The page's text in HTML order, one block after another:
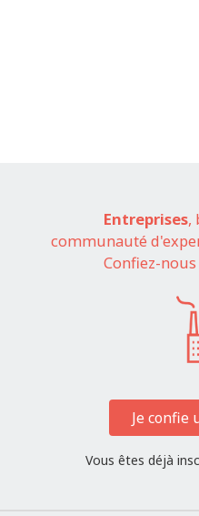
Entreprises,
communauté
Confiez-
Je confie
Vous êtes déjà